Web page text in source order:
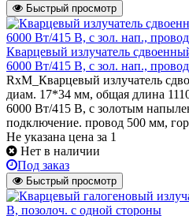
Быстрый просмотр
Кварцевый излучатель
6000 Вт/415 В, с зол. нап.,
RxM_Кварцевый излучатель
диам. 17*34 мм, общая длина
6000 Вт/415 В, с золотым
подключение. провод 500 мм,
Не указана цена за 1
Нет в наличии
Под заказ
Быстрый просмотр